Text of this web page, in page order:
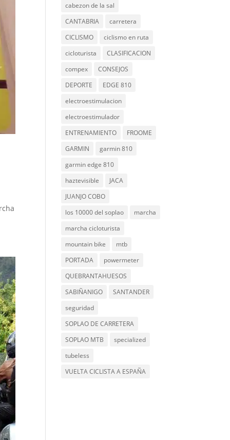
cabezon de la sal
CANTABRIA
carretera
CICLISMO
ciclismo en ruta
cicloturista
CLASIFICACION
compex
CONSEJOS
DEPORTE
EDGE 810
electroestimulacion
electroestimulador
ENTRENAMIENTO
FROOME
GARMIN
garmin 810
garmin edge 810
haztevisible
JACA
JUANJO COBO
los 10000 del soplao
marcha
marcha cicloturista
mountain bike
mtb
PORTADA
powermeter
QUEBRANTAHUESOS
SABIÑANIGO
SANTANDER
seguridad
SOPLAO DE CARRETERA
SOPLAO MTB
specialized
tubeless
VUELTA CICLISTA A ESPAÑA